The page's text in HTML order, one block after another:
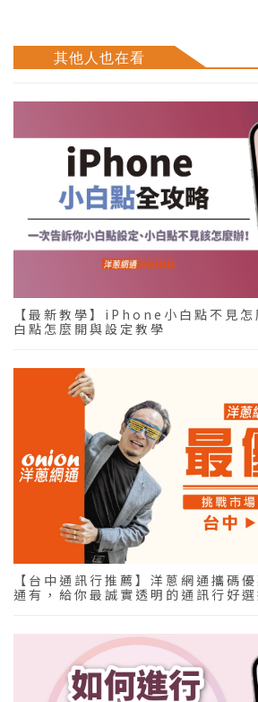
其他人也在看
【最新教學】iPhone小白點不見
白點怎麼開與設定教學
【台中通訊行推薦】洋蔥網通攜碼
通有，給你最誠實透明的通訊行好選